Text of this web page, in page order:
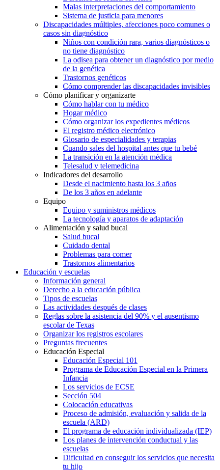
Malas interpretaciones del comportamiento
Sistema de justicia para menores
Discapacidades múltiples, afecciones poco comunes o
casos sin diagnóstico
Niños con condición rara, varios diagnósticos o
no tiene diagnóstico
La odisea para obtener un diagnóstico por medio
de la genética
Trastornos genéticos
Cómo comprender las discapacidades invisibles
Cómo planificar y organizarte
Cómo hablar con tu médico
Hogar médico
Cómo organizar los expedientes médicos
El registro médico electrónico
Glosario de especialidades y terapias
Cuando sales del hospital antes que tu bebé
La transición en la atención médica
Telesalud y telemedicina
Indicadores del desarrollo
Desde el nacimiento hasta los 3 años
De los 3 años en adelante
Equipo
Equipo y suministros médicos
La tecnología y aparatos de adaptación
Alimentación y salud bucal
Salud bucal
Cuidado dental
Problemas para comer
Trastornos alimentarios
Educación y escuelas
Información general
Derecho a la educación pública
Tipos de escuelas
Las actividades después de clases
Reglas sobre la asistencia del 90% y el ausentismo
escolar de Texas
Organizar los registros escolares
Preguntas frecuentes
Educación Especial
Educación Especial 101
Programa de Educación Especial en la Primera
Infancia
Los servicios de ECSE
Sección 504
Colocación educativas
Proceso de admisión, evaluación y salida de la
escuela (ARD)
El programa de educación individualizada (IEP)
Los planes de intervención conductual y las
escuelas
Dificultad en conseguir los servicios que necesita
tu hijo